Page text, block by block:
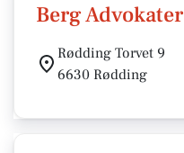
Berg Advokater
Rødding Torvet 9
6630 Rødding